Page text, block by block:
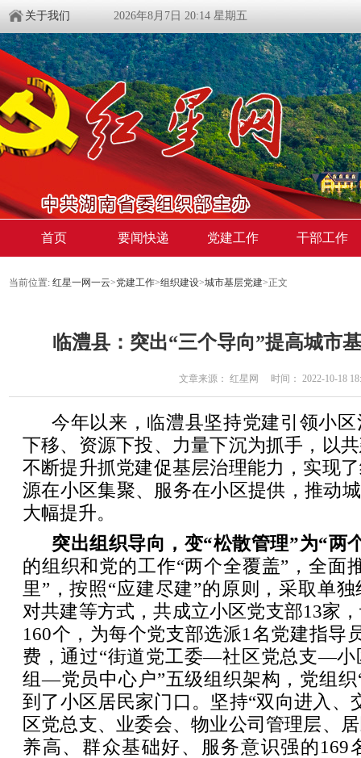
关于我们 2026年8月7日 20:14 星期五
首页 要闻快递 党建工作 干部工作
当前位置: 红星一网一云>党建工作>组织建设>城市基层党建>正文
临澧县：突出“三个导向”提高城市
文章来源： 红星网 时间： 2022-10-18
今年以来，临澧县坚持党建引领小
下移、资源下投、力量下沉为抓手，以
不断提升抓党建促基层治理能力，实现
源在小区集聚、服务在小区提供，推动
大幅提升。
突出组织导向，变“松散管理”为“两
的组织和党的工作“两个全覆盖”，全面
里”，按照“应建尽建”的原则，采取单
对共建等方式，共成立小区党支部13家
160个，为每个党支部选派1名党建指导
费，通过“街道党工委—社区党总支—
组—党员中心户”五级组织架构，党组织
到了小区居民家门口。坚持“双向进入、
区党总支、业委会、物业公司管理层、
养高、群众基础好、服务意识强的169